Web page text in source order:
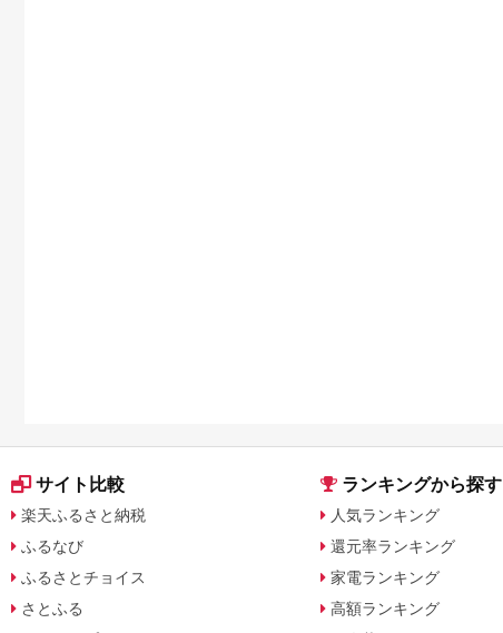
サイト比較
楽天ふるさと納税
ふるなび
ふるさとチョイス
さとふる
ランキングから探す
人気ランキング
還元率ランキング
家電ランキング
高額ランキング